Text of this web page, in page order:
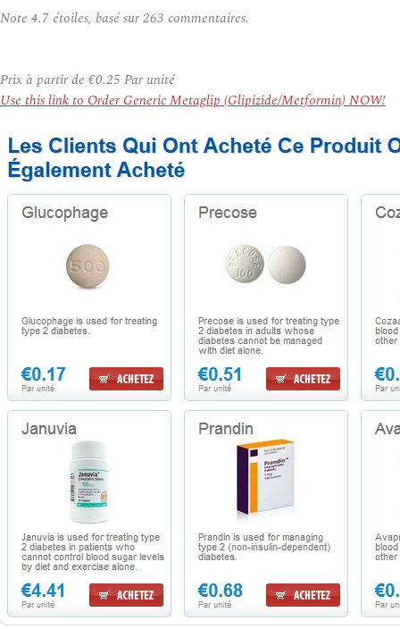
Note 4.7étoiles, basé sur263 commentaires.
Prix à partir de €0.25 Par unité
Use this link to Order Generic Metaglip (Glipizide/Metformin) NOW!